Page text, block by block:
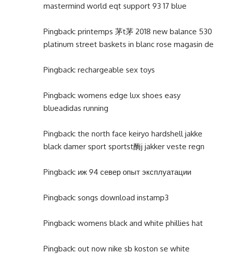
mastermind world eqt support 93 17 blue
Pingback: printemps 茅t茅 2018 new balance 530
platinum street baskets in blanc rose magasin de
Pingback: rechargeable sex toys
Pingback: womens edge lux shoes easy
blueadidas running
Pingback: the north face keiryo hardshell jakke
black damer sport sportst酶j jakker veste regn
Pingback: иж 94 север опыт эксплуатации
Pingback: songs download instamp3
Pingback: womens black and white phillies hat
Pingback: out now nike sb koston se white